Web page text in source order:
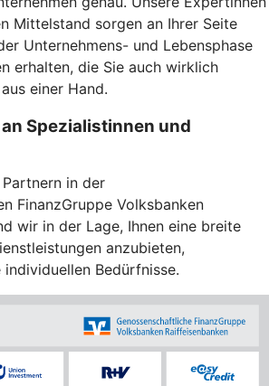
Mittelstand sorgen an Ihrer Seite
Unternehmens- und Lebensphase
erhalten, die Sie auch wirklich
einer Hand.
Spezialistinnen und
in der
FinanzGruppe Volksbanken
wir in der Lage, Ihnen eine breite
anzubieten,
Bedürfnisse.